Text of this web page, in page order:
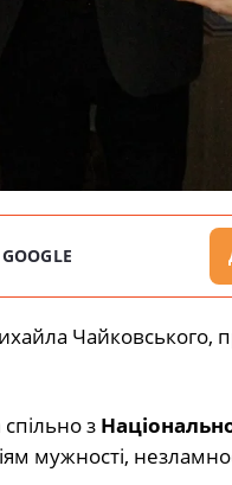
Чайковського,
спільно з
мужності,